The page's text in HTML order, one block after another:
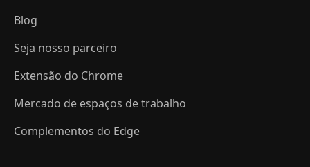
Blog
Seja nosso parceiro
Extensão do Chrome
Mercado de espaços de trabalho
Complementos do Edge